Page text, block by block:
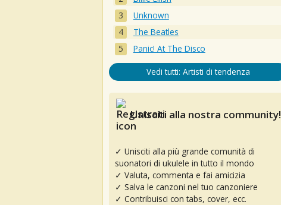
Unknown
The Beatles
Panic! At The Disco
Vedi tutti: Artisti di tendenza
Unisciti alla nostra community!
✓ Unisciti alla più grande comunità di
suonatori di ukulele in tutto il mondo
✓ Valuta, commenta e fai amicizia
✓ Salva le canzoni nel tuo canzoniere
✓ Contribuisci con tabs, cover, ecc.